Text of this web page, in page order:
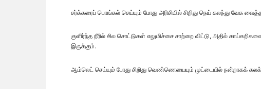
சர்க்கரைப் பொங்கல் செய்யும் போது அரிசியில் சிறிது நெய் கலந்து வேக
குளிர்ந்த நீரில் சில சொட்டுகள் எலுமிச்சை சாற்றை விட்டு, அதில்
இருக்கும்.
ஆம்லெட் செய்யும் போது சிறிது வெண்ணெயையும் முட்டையில் நன்றாகக்